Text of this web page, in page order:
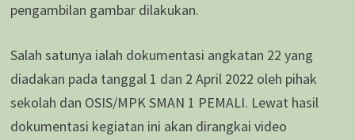
pengambilan gambar dilakukan.
Salah satunya ialah dokumentasi angkatan 22 yang
diadakan pada tanggal 1 dan 2 April 2022 oleh pihak
sekolah dan OSIS/MPK SMAN 1 PEMALI. Lewat hasil
dokumentasi kegiatan ini akan dirangkai video